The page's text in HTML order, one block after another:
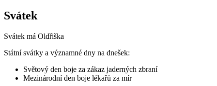
Svátek
Svátek má Oldřiška
Státní svátky a významné dny na dnešek:
Světový den boje za zákaz jaderných zbraní
Mezinárodní den boje lékařů za mír